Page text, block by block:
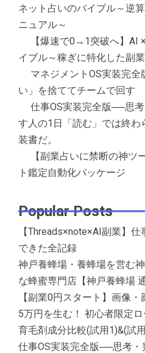
ネット占いのバイブル～逆
ニュアル～
【爆速で0→1突破へ】AI
イブル～稼ぎに特化した副
マネジメントOS実装完
い」を捨ててチームで回す
仕事OS実装完全版──思
す人の1日「読む」では終
装書だ。
【副業占いに禁断の神ツ
ト鑑定自動化パッケージ
Popular Posts
【Threads×note×AI副業】
できた全記録
神戸養蜂場・養蜂場を営む
な蜂蜜専門店【神戸養蜂場
【副業0円スタート】画像
5万円を生む！ 初心者限定
育毛剤成分比較(試用1)&(試
仕事OS実装完全版──思考